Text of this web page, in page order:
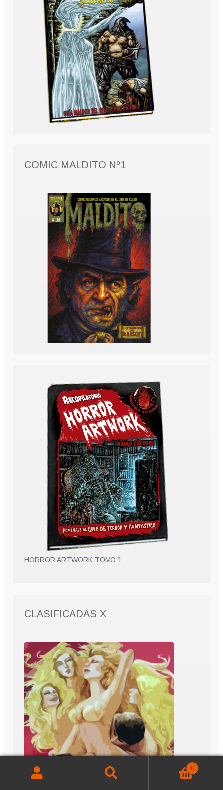
COMIC MALDITO Nº1
HORROR ARTWORK TOMO 1
CLASIFICADAS X
Buscar
0